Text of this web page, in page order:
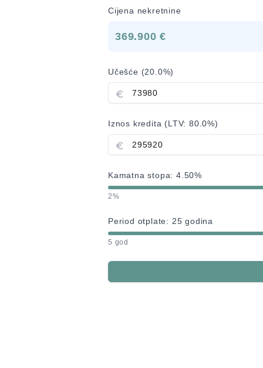
Cijena nekretnine
369.900 €
Učešće (20.0%)
Iznos kredita (LTV:80.0%)
Kamatna stopa:4.50%
2%
Period otplate: 25 godina
5 god